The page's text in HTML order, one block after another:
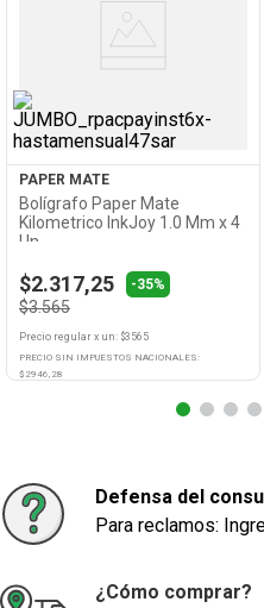
Ver
Producto
PAPER MATE
Bolígrafo Paper Mate
Kilometrico InkJoy 1.0 Mm x 4
Un
$2.317,25 -35%
$3.565
Precio regular x un: $3565
PRECIO SIN IMPUESTOS NACIONALES:
$ 2946,28
Defensa del
Para reclamos:
¿Cómo comprar?